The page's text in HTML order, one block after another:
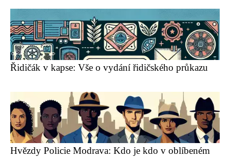
Řidičák v kapse: Vše o vydání řidičského průkazu
Hvězdy Policie Modrava: Kdo je kdo v oblíbeném